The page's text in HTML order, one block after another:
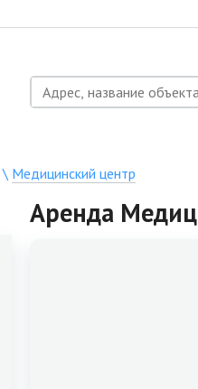
\ Медицинский центр
Аренда